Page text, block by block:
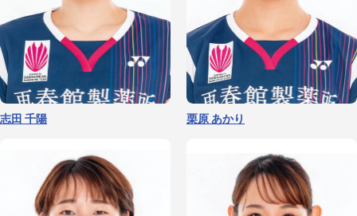
志田 千陽 栗原 あかり